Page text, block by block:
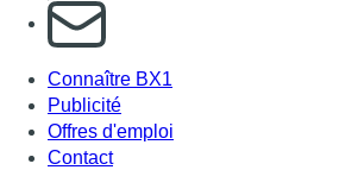
S'abonner à notre newsletter
Connaître BX1
Publicité
Offres d'emploi
Contact